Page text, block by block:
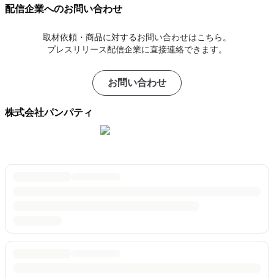
配信企業へのお問い合わせ
取材依頼・商品に対するお問い合わせはこちら。
プレスリリース配信企業に直接連絡できます。
お問い合わせ
株式会社パンパティ